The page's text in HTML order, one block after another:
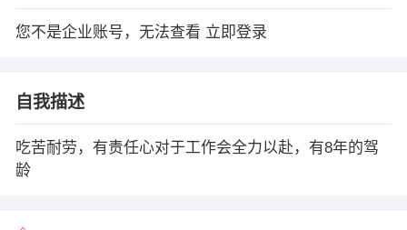
您不是企业账号，无法查看 立即登录
自我描述
吃苦耐劳，有责任心对于工作会全力以赴，有8年的驾
龄